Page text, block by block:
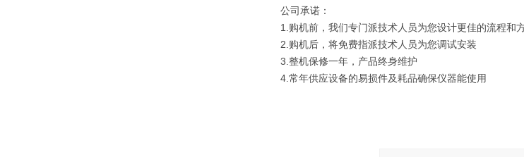
公司承诺：
1.购机前，我们专门派技术人员为您设计更佳的流程和
2.购机后，将免费指派技术人员为您调试安装
3.整机保修一年，产品终身维护
4.常年供应设备的易损件及耗品确保仪器能使用